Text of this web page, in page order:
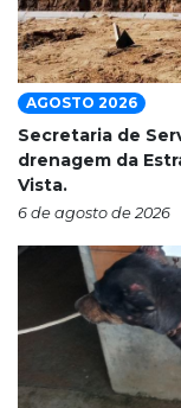
AGOSTO 2026
Secretaria de
drenagem da
Vista.
6 de agosto de 2026